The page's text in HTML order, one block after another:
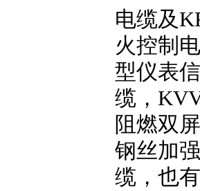
电缆及
火控制
型仪表
缆，
阻燃双
钢丝加
缆，也